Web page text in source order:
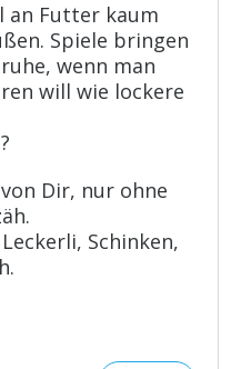
an Futter kaum
Spiele bringen
wenn man
will wie lockere
Dir, nur ohne
Schinken,